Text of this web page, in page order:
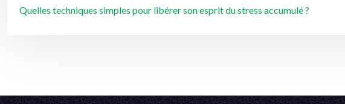
Quelles techniques simples pour libérer son esprit du stress accumulé ?